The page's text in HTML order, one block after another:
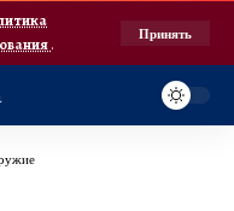
.
Принять